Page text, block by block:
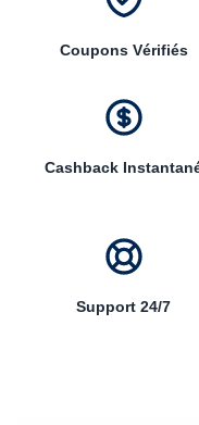
Coupons Vérifiés
Cashback
Support 24/7